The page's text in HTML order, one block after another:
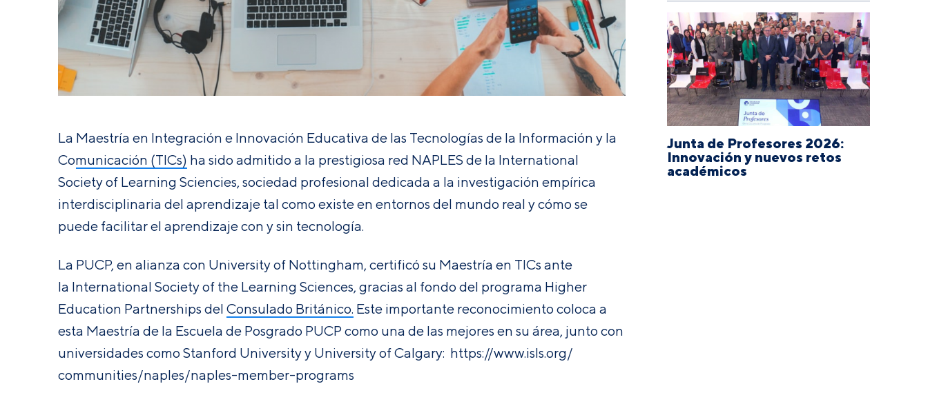
La Maestría en Integración e Innovación Educativa de las Tecnologías de la Información y la
Comunicación (TICs) ha sido admitido a la prestigiosa red NAPLES de la International
Society of Learning Sciencies, sociedad profesional dedicada a la investigación empírica
interdisciplinaria del aprendizaje tal como existe en entornos del mundo real y cómo se
puede facilitar el aprendizaje con y sin tecnología.
La PUCP, en alianza con University of Nottingham, certificó su Maestría en TICs ante
la International Society of the Learning Sciences, gracias al fondo del programa Higher
Education Partnerships del Consulado Británico. Este importante reconocimiento coloca a
esta Maestría de la Escuela de Posgrado PUCP como una de las mejores en su área, junto con
universidades como Stanford University y University of Calgary: https://www.isls.org/
communities/naples/naples-member-programs
Junta de Profesores 2026:
Innovación y nuevos retos
académicos